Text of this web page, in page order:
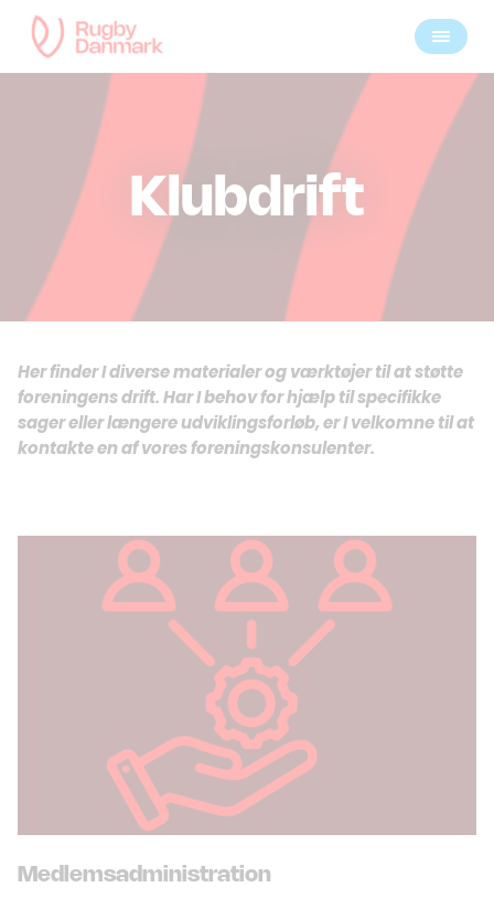
Klubdrift
Her finder I diverse materialer og værktøjer til at støtte
foreningens drift. Har I behov for hjælp til specifikke
sager eller længere udviklingsforløb, er I velkomne til at
kontakte en af vores foreningskonsulenter.
Medlemsadministration